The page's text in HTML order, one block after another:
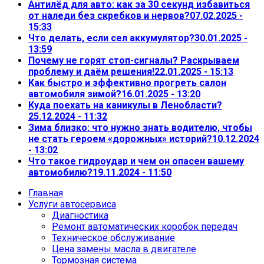
Антилёд для авто: как за 30 секунд избавиться
от наледи без скребков и нервов?07.02.2025 -
15:33
Что делать, если сел аккумулятор?30.01.2025 -
13:59
Почему не горят стоп-сигналы? Раскрываем
проблему и даём решения!22.01.2025 - 15:13
Как быстро и эффективно прогреть салон
автомобиля зимой?16.01.2025 - 13:20
Куда поехать на каникулы в Ленобласти?
25.12.2024 - 11:32
Зима близко: что нужно знать водителю, чтобы
не стать героем «дорожных» историй?10.12.2024
- 13:02
Что такое гидроудар и чем он опасен вашему
автомобилю?19.11.2024 - 11:50
Главная
Услуги автосервиса
Диагностика
Ремонт автоматических коробок передач
Техническое обслуживание
Цена замены масла в двигателе
Тормозная система